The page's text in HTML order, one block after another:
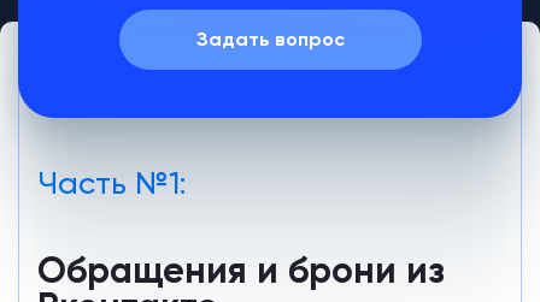
Задать вопрос
Часть №1:
Обращения и брони из